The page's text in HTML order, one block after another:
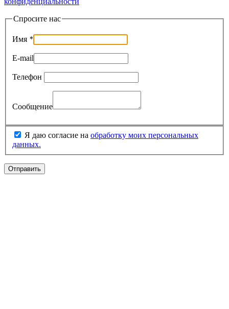
Спросите нас
Имя *
E-mail
Телефон
Сообщение
Я даю согласие на обработку моих персональных
данных.
Отправить